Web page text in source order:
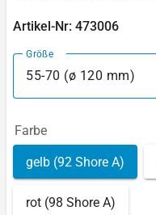
Artikel-Nr: 473006
Größe
55-70 (ø 120 mm)
Farbe
gelb (92 Shore A)
rot (98 Shore A)